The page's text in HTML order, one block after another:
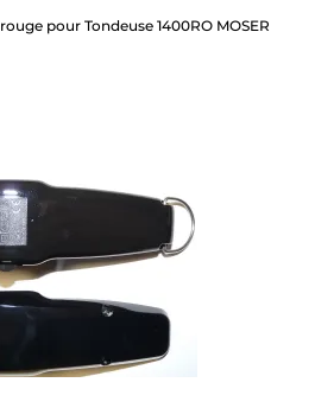
pour Tondeuse 1400RO MOSER